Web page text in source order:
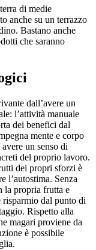
di medie
anche su un terrazzo
Bastano anche
che saranno
dall’avere un
l’attività manuale
dei benefici dal
mente e corpo
un senso di
del proprio lavoro.
dei propri sforzi è
l’autostima. Senza
la propria frutta e
risparmio dal punto di
Rispetto alla
magari proviene da
è possibile